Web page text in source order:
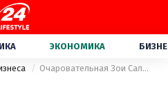
ЭКОНОМИКА
Очаровательная Зои Салдана снялась в стильной фотосессии для глянца: фото